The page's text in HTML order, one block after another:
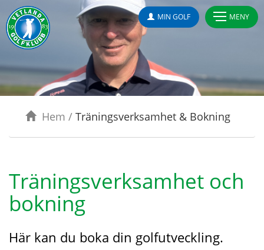
MIN GOLF MENY
Hem / Träningsverksamhet & Bokning
Träningsverksamhet och
bokning
Här kan du boka din golfutveckling.